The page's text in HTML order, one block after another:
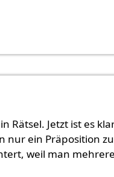
Rätsel. Jetzt ist es
nur ein Präposition zu
weil man mehrere